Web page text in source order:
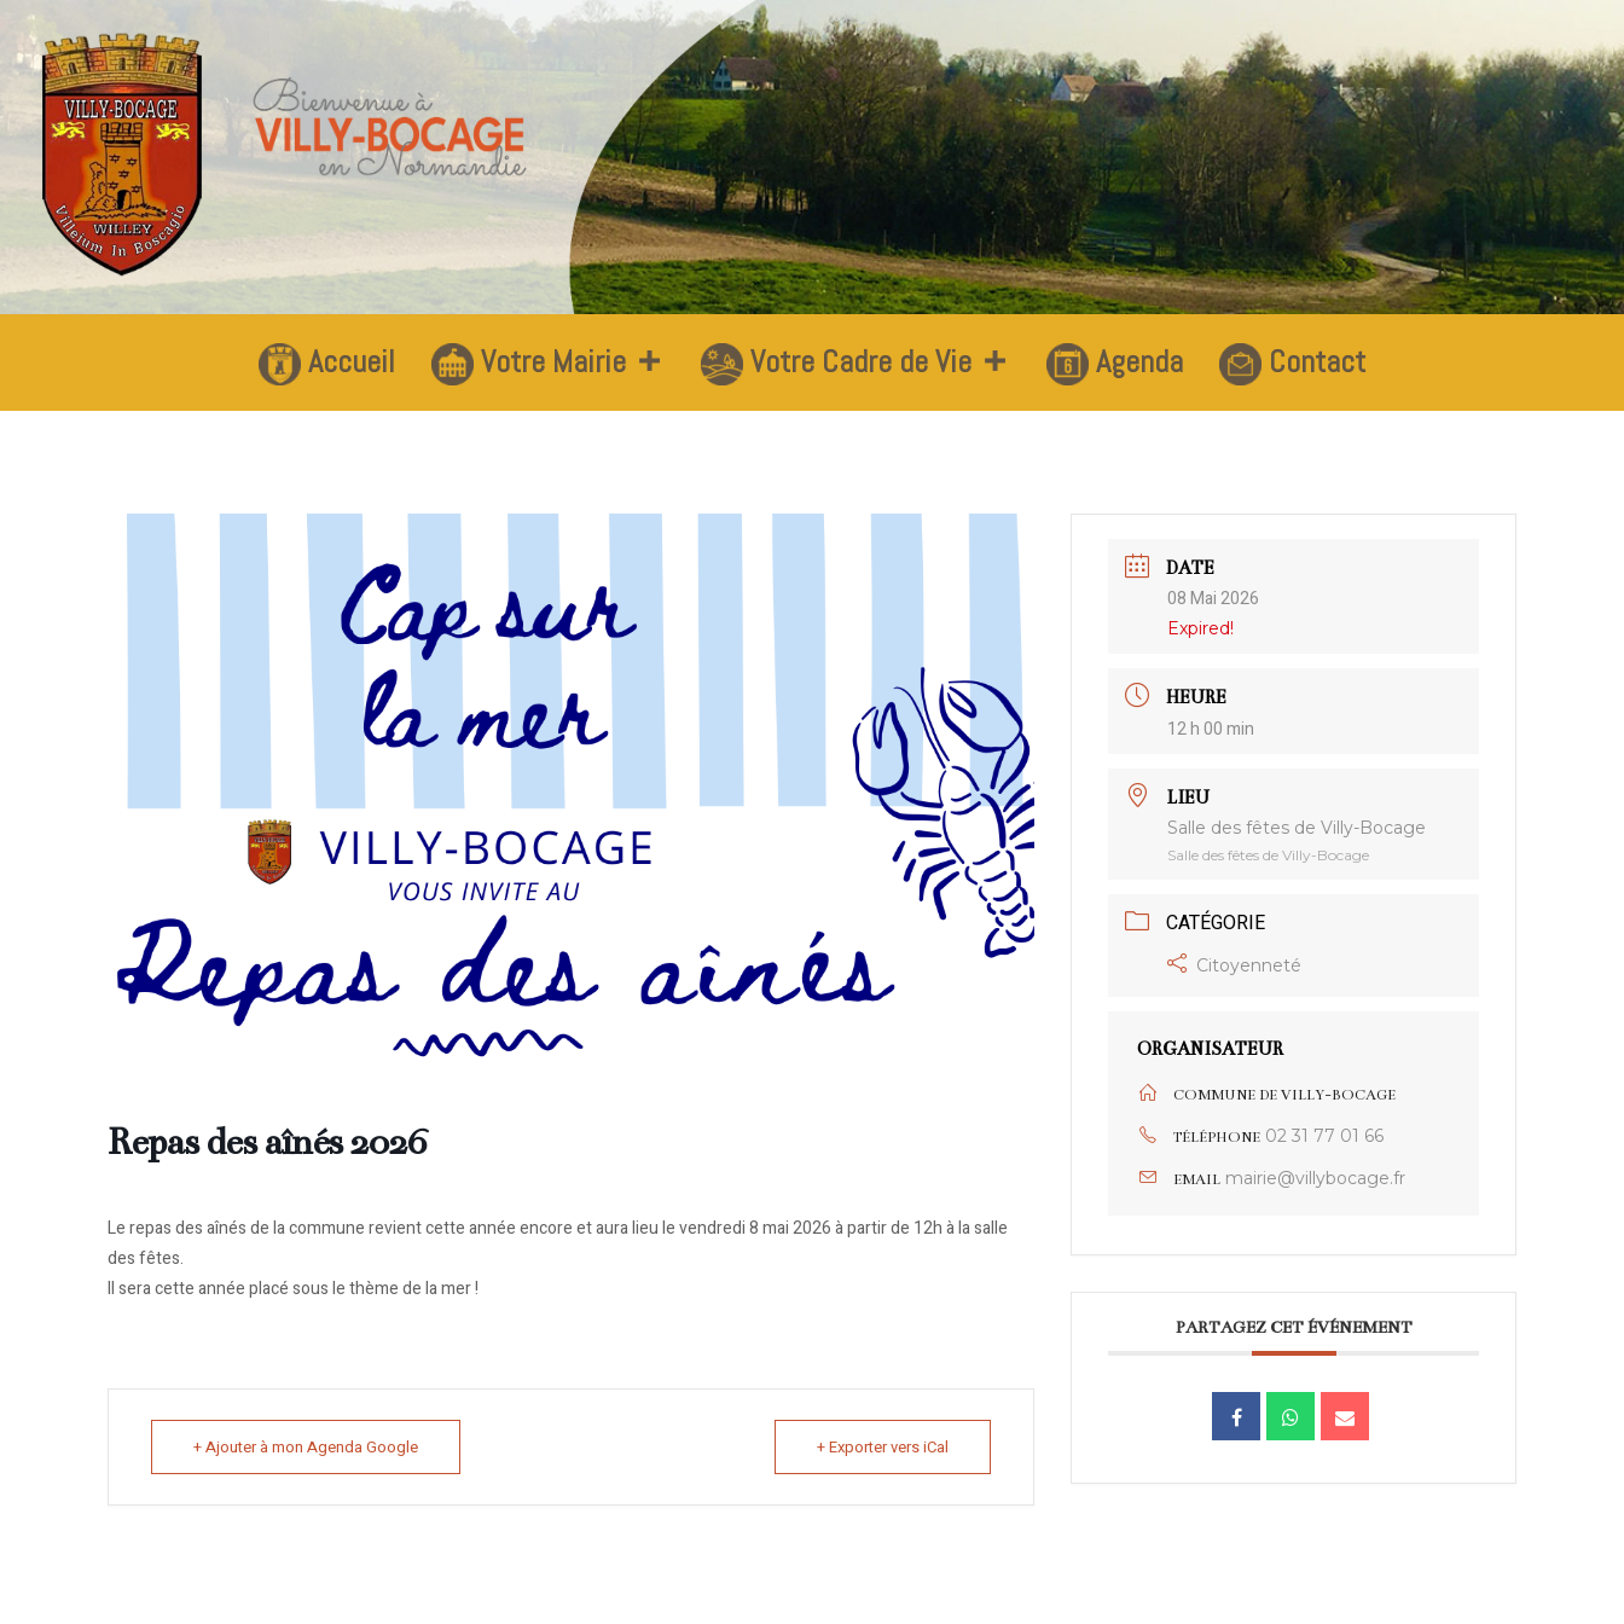
Accueil Votre Mairie Votre Cadre de Vie Agenda Contact
Repas des aînés 2026
Le repas des aînés de la commune revient cette année encore et aura lieu le vendredi 8 mai 2026 à partir de 12h à la salle
des fêtes.
Il sera cette année placé sous le thème de la mer !
+ Ajouter à mon Agenda Google + Exporter vers iCal
DATE
08 Mai 2026
Expired!
HEURE
12 h 00 min
LIEU
Salle des fêtes de Villy-Bocage
Salle des fêtes de Villy-Bocage
CATÉGORIE
Citoyenneté
ORGANISATEUR
COMMUNE DE VILLY-BOCAGE
TÉLÉPHONE 02 31 77 01 66
EMAIL mairie@villybocage.fr
PARTAGEZ CET ÉVÉNEMENT